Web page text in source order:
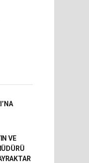
VE